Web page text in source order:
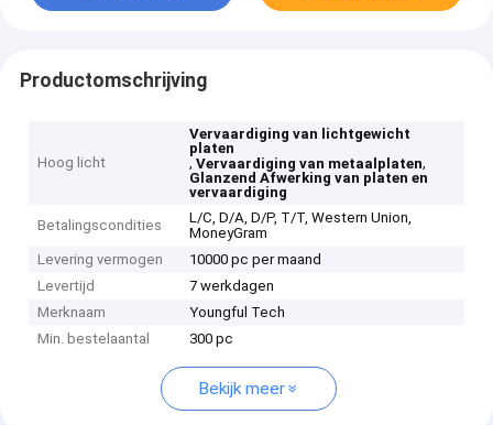
Productomschrijving
Hoog licht
Vervaardiging van lichtgewicht
platen
,Vervaardiging van metaalplaten,
Glanzend Afwerking van platen en
vervaardiging
Betalingscondities
L/C, D/A, D/P, T/T, Western Union,
MoneyGram
Levering vermogen
10000 pc per maand
Levertijd
7 werkdagen
Merknaam
Youngful Tech
Min. bestelaantal
300 pc
Bekijk meer